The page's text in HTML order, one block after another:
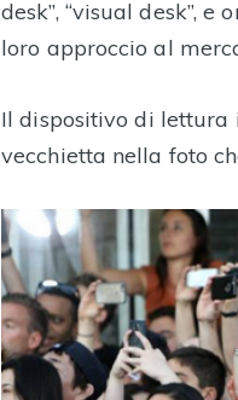
desk”, “visual desk”,
loro approccio al
Il dispositivo di lettura
vecchietta nella foto